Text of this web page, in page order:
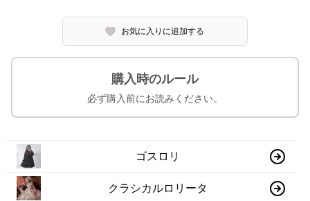
お気に入りに追加する
購入時のルール
必ず購入前にお読みください。
ゴスロリ
クラシカルロリータ